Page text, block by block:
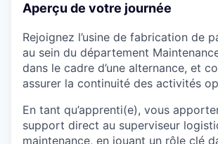
Aperçu de votre journée
Rejoignez l’usine de fabrication de
au sein du département
dans le cadre d’une alternance, et
assurer la continuité des activités
En tant qu’apprenti(e), vous
support direct au superviseur
maintenance, en jouant un rôle clé